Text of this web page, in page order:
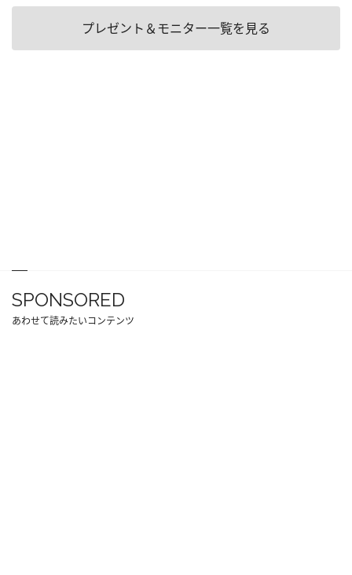
プレゼント＆モニター一覧を見る
SPONSORED
あわせて読みたいコンテンツ